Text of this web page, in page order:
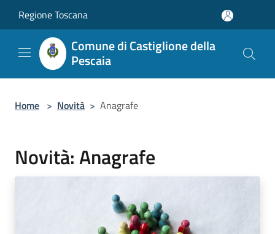
Regione Toscana
Comune di Castiglione della
Pescaia
Home > Novità > Anagrafe
Novità: Anagrafe